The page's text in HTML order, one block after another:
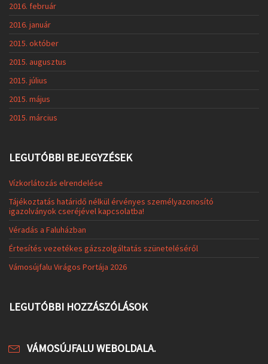
2016. február
2016. január
2015. október
2015. augusztus
2015. július
2015. május
2015. március
LEGUTÓBBI BEJEGYZÉSEK
Vízkorlátozás elrendelése
Tájékoztatás határidő nélkül érvényes személyazonosító
igazolványok cseréjével kapcsolatba!
Véradás a Faluházban
Értesítés vezetékes gázszolgáltatás szüneteléséről
Vámosújfalu Virágos Portája 2026
LEGUTÓBBI HOZZÁSZÓLÁSOK
VÁMOSÚJFALU WEBOLDALA.